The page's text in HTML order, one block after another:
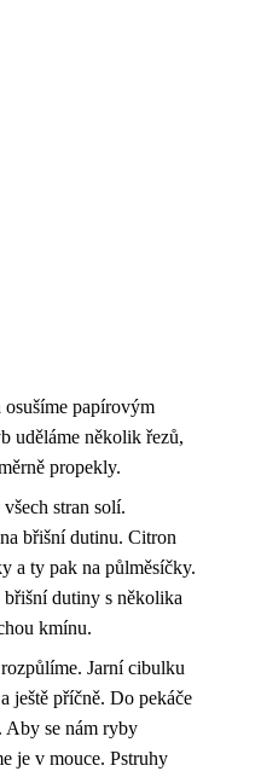
osušíme papírovým
uděláme několik řezů,
propekly.
stran solí.
břišní dutinu. Citron
a ty pak na půlměsíčky.
dutiny s několika
kmínu.
Jarní cibulku
ještě příčně. Do pekáče
Aby se nám ryby
je v mouce. Pstruhy